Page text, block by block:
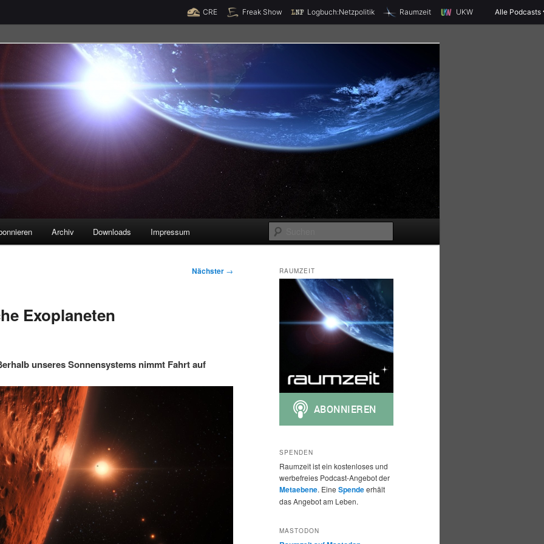
Spende jetzt!
CRE Freak Show Logbuch:Netzpolitik Raumzeit UKW Alle Podcasts
u
Archiv Downloads Impressum
Nächster →
Exoplaneten
unseres Sonnensystems nimmt Fahrt auf
RAUMZEIT
SPENDEN
Raumzeit ist ein kostenloses und
werbefreies Podcast-Angebot der
Metaebene. Eine Spendeerhält
das Angebot am Leben.
MASTODON